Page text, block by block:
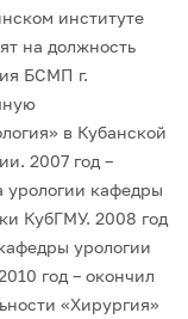
институте
на должность
БСМП г.
в Кубанской
2007 год –
урологии кафедры
КубГМУ. 2008 год
урологии
год – окончил
«Хирургия»